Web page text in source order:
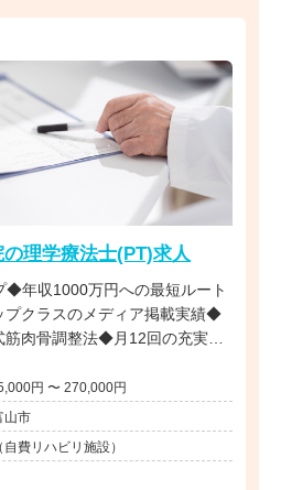
理学療法士(PT)求人
年収1000万円への最短ルート
クラスのメディア掲載実績◆
肉骨調整法◆月12回の充実し
り◆海外展開も視野に入れた
ナルを目指せる環境です。
月給 235,000円 〜 270,000円
山市
費リハビリ施設）